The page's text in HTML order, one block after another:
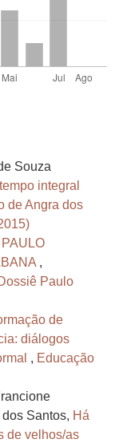
Souza
integral
de Angra dos
,
Paulo
de
diálogos
, Educação
Santos, Há
de velhos/as